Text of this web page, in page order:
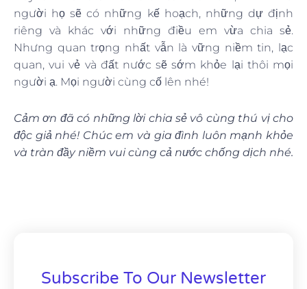
người họ sẽ có những kế hoạch, những dự định
riêng và khác với những điều em vừa chia sẻ.
Nhưng quan trọng nhất vẫn là vững niềm tin, lạc
quan, vui vẻ và đất nước sẽ sớm khỏe lại thôi mọi
người ạ. Mọi người cùng cố lên nhé!
Cảm ơn đã có những lời chia sẻ vô cùng thú vị cho
độc giả nhé! Chúc em và gia đình luôn mạnh khỏe
và tràn đầy niềm vui cùng cả nước chống dịch nhé.
Subscribe To Our Newsletter